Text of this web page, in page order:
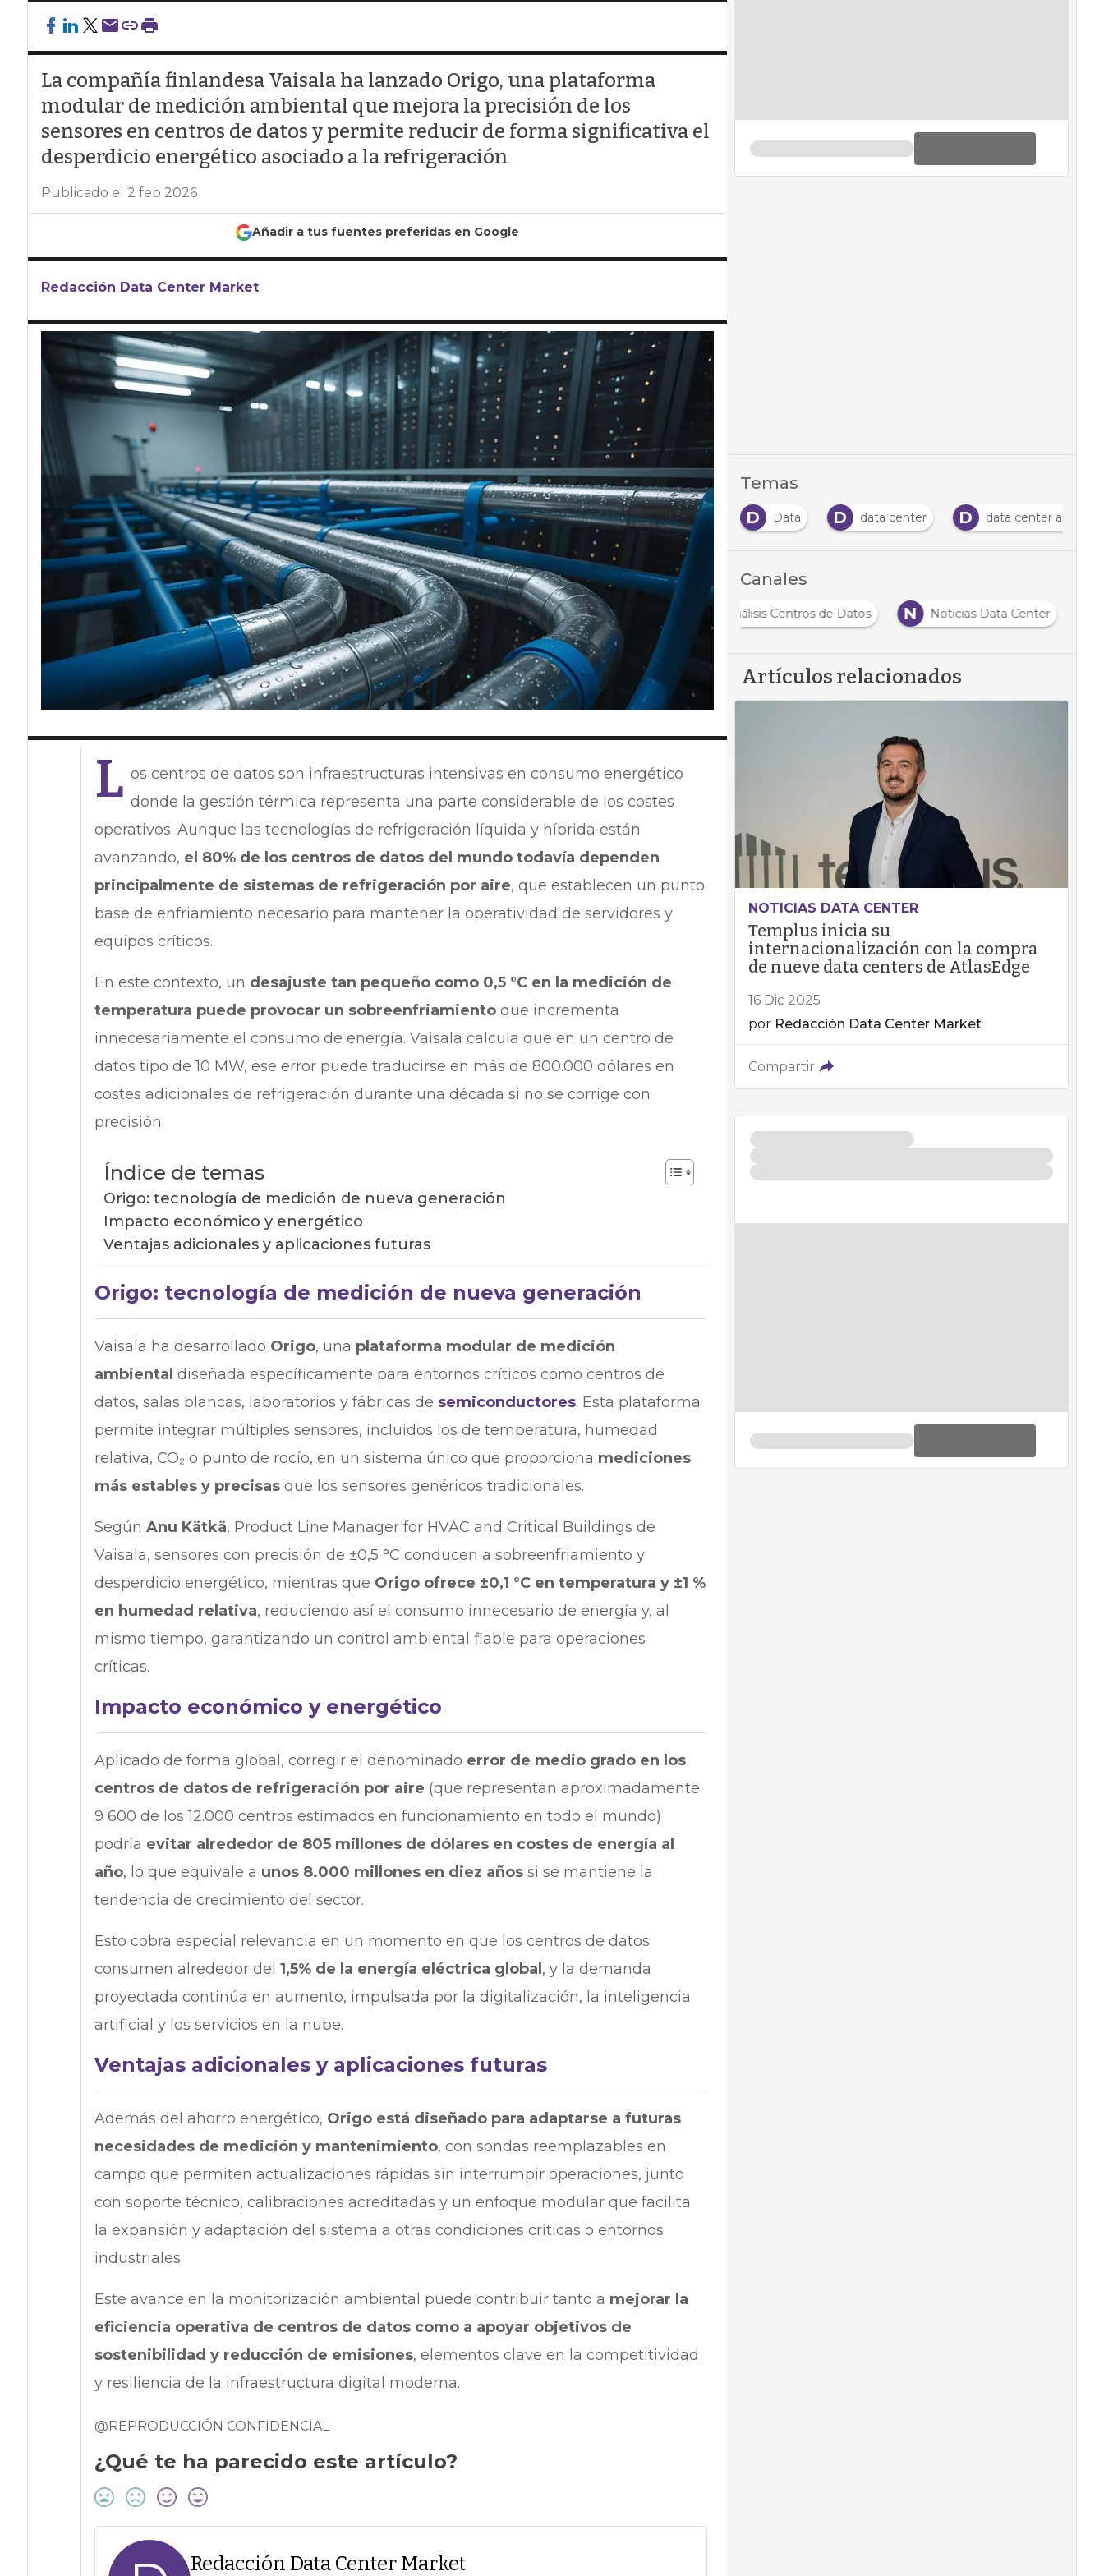
La compañía finlandesa Vaisala ha lanzado Origo, una plataforma
modular de medición ambiental que mejora la precisión de los
sensores en centros de datos y permite reducir de forma significativa el
desperdicio energético asociado a la refrigeración
Publicado el 2 feb 2026
Añadir a tus fuentes preferidas en Google
Redacción Data Center Market
L os centros de datos son infraestructuras intensivas en consumo energético
donde la gestión térmica representa una parte considerable de los costes
operativos. Aunque las tecnologías de refrigeración líquida y híbrida están
avanzando, el 80% de los centros de datos del mundo todavía dependen
principalmente de sistemas de refrigeración por aire, que establecen un punto
base de enfriamiento necesario para mantener la operatividad de servidores y
equipos críticos.
En este contexto, un desajuste tan pequeño como 0,5 °C en la medición de
temperatura puede provocar un sobreenfriamientoque incrementa
innecesariamente el consumo de energía. Vaisala calcula que en un centro de
datos tipo de 10 MW, ese error puede traducirse en más de 800.000 dólares en
costes adicionales de refrigeración durante una década si no se corrige con
precisión.
Índice de temas
Origo: tecnología de medición de nueva generación
Impacto económico y energético
Ventajas adicionales y aplicaciones futuras
Origo: tecnología de medición de nueva generación
Vaisala ha desarrollado Origo, una plataforma modular de medición
ambiental diseñada específicamente para entornos críticos como centros de
datos, salas blancas, laboratorios y fábricas de semiconductores. Esta plataforma
permite integrar múltiples sensores, incluidos los de temperatura, humedad
relativa, CO₂ o punto de rocío, en un sistema único que proporciona mediciones
más estables y precisasque los sensores genéricos tradicionales.
Según Anu Kätkä, Product Line Manager for HVAC and Critical Buildings de
Vaisala, sensores con precisión de ±0,5 °C conducen a sobreenfriamiento y
desperdicio energético, mientras que Origo ofrece ±0,1 °C en temperatura y ±1 %
en humedad relativa, reduciendo así el consumo innecesario de energía y, al
mismo tiempo, garantizando un control ambiental fiable para operaciones
críticas.
Impacto económico y energético
Aplicado de forma global, corregir el denominado error de medio grado en los
centros de datos de refrigeración por aire (que representan aproximadamente
9 600 de los 12.000 centros estimados en funcionamiento en todo el mundo)
podría evitar alrededor de 805 millones de dólares en costes de energía al
año, lo que equivale a unos 8.000 millones en diez añossi se mantiene la
tendencia de crecimiento del sector.
Esto cobra especial relevancia en un momento en que los centros de datos
consumen alrededor del 1,5% de la energía eléctrica global , y la demanda
proyectada continúa en aumento, impulsada por la digitalización, la inteligencia
artificial y los servicios en la nube.
Ventajas adicionales y aplicaciones futuras
Además del ahorro energético, Origo está diseñado para adaptarse a futuras
necesidades de medición y mantenimiento, con sondas reemplazables en
campo que permiten actualizaciones rápidas sin interrumpir operaciones, junto
con soporte técnico, calibraciones acreditadas y un enfoque modular que facilita
la expansión y adaptación del sistema a otras condiciones críticas o entornos
industriales.
Este avance en la monitorización ambiental puede contribuir tanto a mejorar la
eficiencia operativa de centros de datos como a apoyar objetivos de
sostenibilidad y reducción de emisiones, elementos clave en la competitividad
y resiliencia de la infraestructura digital moderna.
@REPRODUCCIÓN CONFIDENCIAL
¿Qué te ha parecido este artículo?
Redacción Data Center Market
Temas
C
Cloud D Data D data center D data center
Canales
A
Análisis Centros de Datos N Noticias Data Center
Artículos relacionados
NOTICIAS DATA CENTER
Templus inicia su
internacionalización con la compra
de nueve data centers de AtlasEdge
16 Dic 2025
por Redacción Data Center Market
Compartir